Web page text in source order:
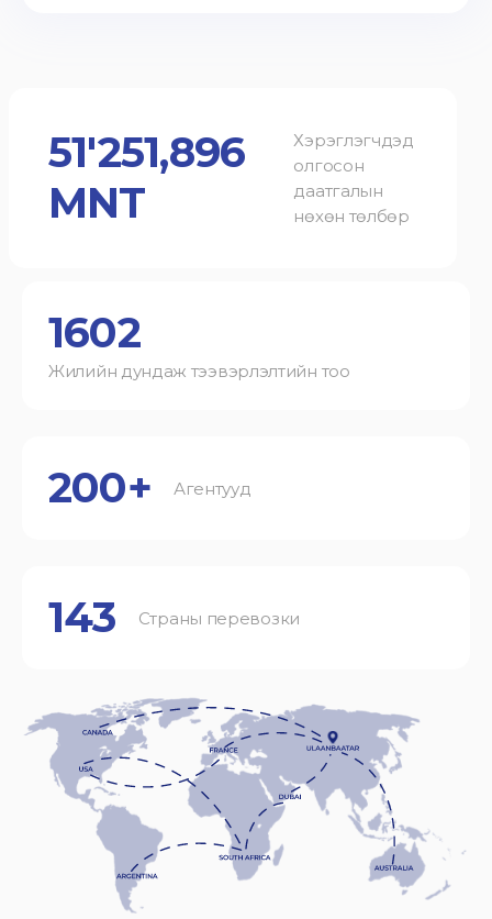
51'251,896
MNT
Хэрэглэгчдэд
олгосон
даатгалын
нөхөн төлбөр
1602
Жилийн дундаж тээвэрлэлтийн тоо
200+ Агентууд
143 Страны перевозки